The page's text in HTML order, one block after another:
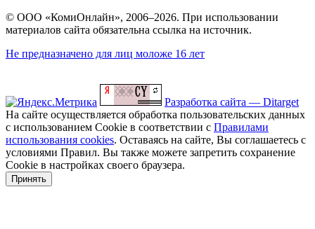
© ООО «КомиОнлайн», 2006–2026. При использовании
материалов сайта обязательна ссылка на источник.
Не предназначено для лиц моложе 16 лет
Разработка сайта — Ditarget
На сайте осуществляется обработка пользовательских данных
с использованием Cookie в соответствии с Правилами
использования cookies. Оставаясь на сайте, Вы соглашаетесь с
условиями Правил. Вы также можете запретить сохранение
Cookie в настройках своего браузера.
Принять